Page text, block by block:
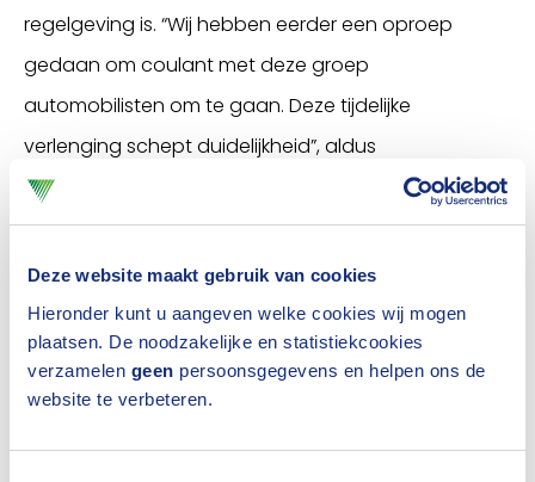
Deze website maakt gebruik van cookies
Hieronder kunt u aangeven welke cookies wij mogen
plaatsen. De noodzakelijke en statistiekcookies
verzamelen geen persoonsgegevens en helpen ons de
website te verbeteren.
regelgeving is. “Wij hebben eerder een oproep
gedaan om coulant met deze groep
automobilisten om te gaan. Deze tijdelijke
verlenging schept duidelijkheid”, aldus
Beleidsadviseur Alex de Hoop.
Voor deze zogenoemde Algemene Maatregel van
Bestuur (AMvB) geldt wel een aantal voorwaarden.
Zo moet een 75-plusser de gezondheidsverklaring
verlopen. Daarnaast geldt de verlenging maximaal